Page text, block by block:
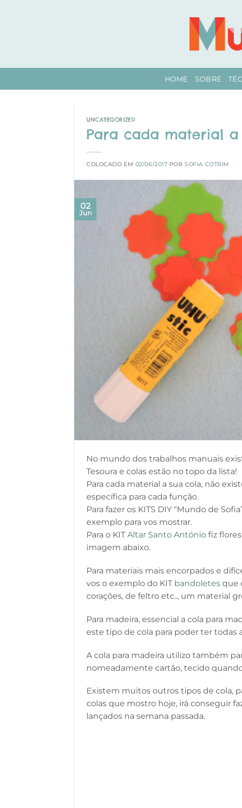
HOME SOBRE
UNCATEGORIZED
Para cada material a
COLOCADO EM 02/06/2017 PORSOFIA COTRIM
02
Jun
No mundo dos trabalhos manuais
Tesoura e colas estão no topo da lista!
Para cada material a sua cola, não
específica para cada função.
Para fazer os KITS DIY “Mundo de
exemplo para vos mostrar.
Para o KIT Altar Santo António fiz
imagem abaixo.
Para materiais mais encorpados e
vos o exemplo do KIT bandoletes que
corações, de feltro etc.., um material
Para madeira, essencial a cola para
este tipo de cola para poder ter todas
A cola para madeira utilizo também
nomeadamente cartão, tecido
Existem muitos outros tipos de cola,
colas que mostro hoje, irá conseguir
lançados na semana passada.